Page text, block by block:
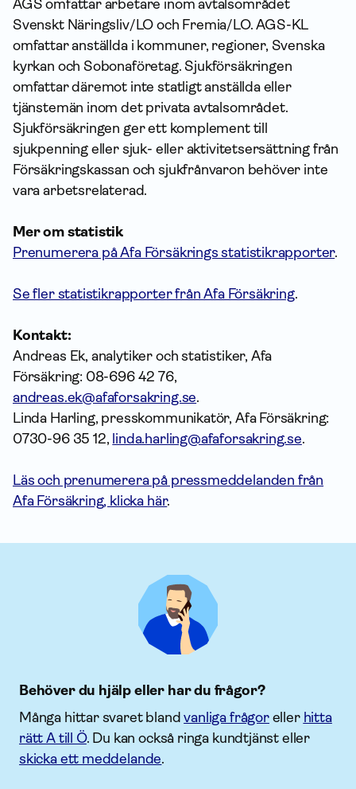
AGS omfattar arbetare inom avtalsområdet
Svenskt Näringsliv/LO och Fremia/LO. AGS-KL
omfattar anställda i kommuner, regioner, Svenska
kyrkan och Sobonaföretag. Sjukförsäkringen
omfattar däremot inte statligt anställda eller
tjänstemän inom det privata avtalsområdet.
Sjukförsäkringen ger ett komplement till
sjukpenning eller sjuk- eller aktivitetsersättning från
Försäkringskassan och sjukfrånvaron behöver inte
vara arbetsrelaterad.
Mer om statistik
Prenumerera på Afa Försäkrings statistikrapporter.
Se fler statistikrapporter från Afa Försäkring.
Kontakt:
Andreas Ek, analytiker och statistiker, Afa
Försäkring: 08-696 42 76,
andreas.ek@afaforsakring.se.
Linda Harling, presskommunikatör, Afa Försäkring:
0730-96 35 12, linda.harling@afaforsakring.se.
Läs och prenumerera på pressmeddelanden från
Afa Försäkring, klicka här.
Behöver du hjälp eller har du frågor?
Många hittar svaret blandvanliga frågoreller hitta
rätt A till Ö. Du kan också ringa kundtjänst eller
skicka ett meddelande.